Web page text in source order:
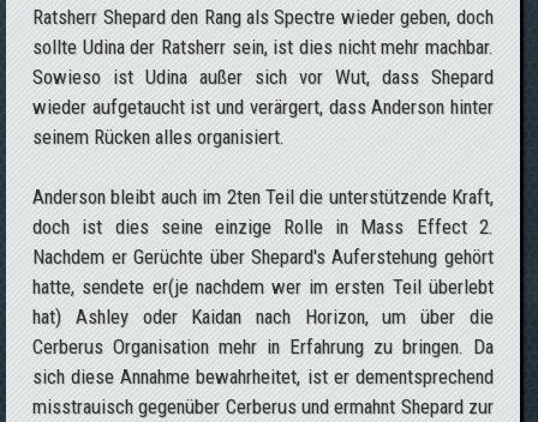
Ratsherr Shepard den Rang als Spectre wieder geben, doch
sollte Udina der Ratsherr sein, ist dies nicht mehr machbar.
Sowieso ist Udina außer sich vor Wut, dass Shepard
wieder aufgetaucht ist und verärgert, dass Anderson hinter
seinem Rücken alles organisiert.
Anderson bleibt auch im 2ten Teil die unterstützende Kraft,
doch ist dies seine einzige Rolle in Mass Effect 2.
Nachdem er Gerüchte über Shepard's Auferstehung gehört
hatte, sendete er(je nachdem wer im ersten Teil überlebt
hat) Ashley oder Kaidan nach Horizon, um über die
Cerberus Organisation mehr in Erfahrung zu bringen. Da
sich diese Annahme bewahrheitet, ist er dementsprechend
misstrauisch gegenüber Cerberus und ermahnt Shepard zur